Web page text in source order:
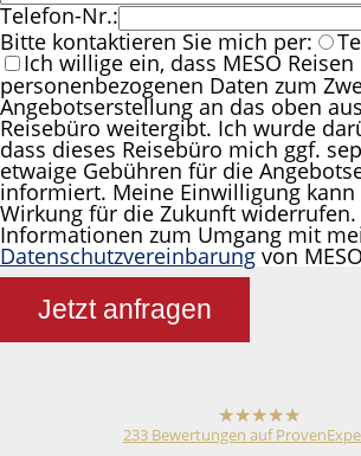
Telefon-Nr.:
Bitte kontaktieren Sie mich per:
Ich willige ein, dass MESO
personenbezogenen Daten zum
Angebotserstellung an das oben
Reisebüro weitergibt. Ich wurde
dass dieses Reisebüro mich ggf.
etwaige Gebühren für die
informiert. Meine Einwilligung
Wirkung für die Zukunft widerrufen.
Informationen zum Umgang mit
Datenschutzvereinbarung von
Jetzt anfragen
hat4,79
233 Bewertungen auf